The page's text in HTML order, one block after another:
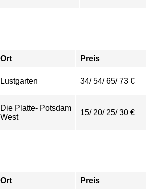
Ort Preis
Lustgarten 34/ 54/ 65/ 73 €
Die Platte- Potsdam
West
15/ 20/ 25/ 30 €
Ort Preis